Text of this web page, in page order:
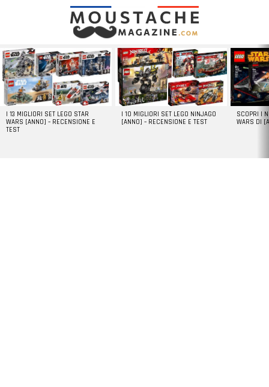
LATEST
STORIES
I 13 MIGLIORI SET LEGO STAR
WARS [ANNO] – RECENSIONE E
TEST
I 10 MIGLIORI SET LEGO NINJAGO
[ANNO] – RECENSIONE E TEST
SCOPRI I
WARS DI